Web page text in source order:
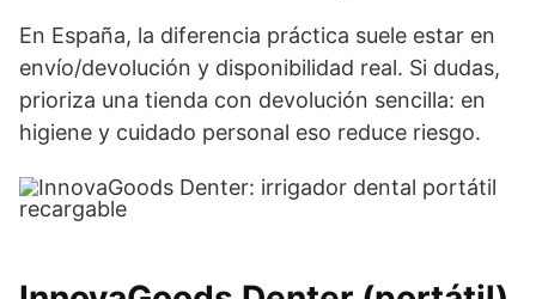
En España, la diferencia práctica suele estar en
envío/devolución y disponibilidad real. Si dudas,
prioriza una tienda con devolución sencilla: en
higiene y cuidado personal eso reduce riesgo.